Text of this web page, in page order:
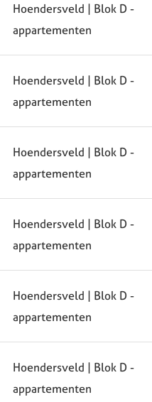
Hoendersveld | Blok D -
appartementen
Hoendersveld | Blok D -
appartementen
Hoendersveld | Blok D -
appartementen
Hoendersveld | Blok D -
appartementen
Hoendersveld | Blok D -
appartementen
Hoendersveld | Blok D -
appartementen